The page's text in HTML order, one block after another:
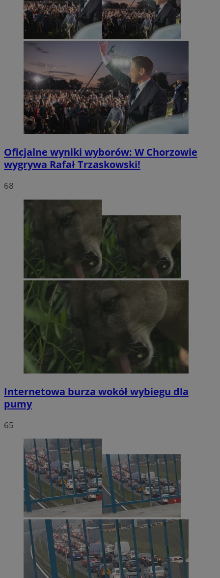
Oficjalne wyniki wyborów: W Chorzowie
wygrywa Rafał Trzaskowski!
68
Internetowa burza wokół wybiegu dla
pumy
65